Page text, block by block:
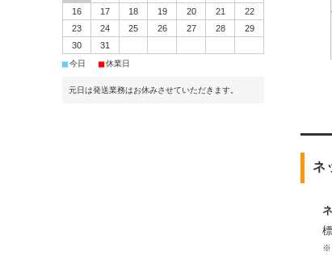
ネ
※
16
17 18 19 20 21
22
23
24 25 26 27 28
29
30
31
■今日 ■休業日
元日は発送業務はお休みさせていただきます。